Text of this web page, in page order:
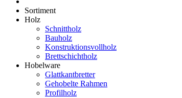
Sortiment
Holz
Schnittholz
Bauholz
Konstruktionsvollholz
Brettschichtholz
Hobelware
Glattkantbretter
Gehobelte Rahmen
Profilholz